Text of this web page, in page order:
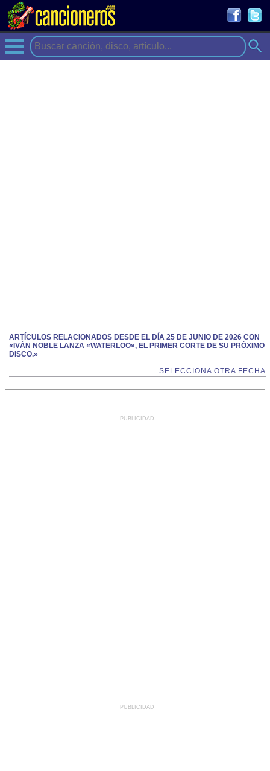
ARTÍCULOS RELACIONADOS DESDE EL DÍA 25 DE JUNIO DE 2026 CON
«IVÁN NOBLE LANZA «WATERLOO», EL PRIMER CORTE DE SU PRÓXIMO
DISCO.»
SELECCIONA OTRA FECHA
PUBLICIDAD
PUBLICIDAD